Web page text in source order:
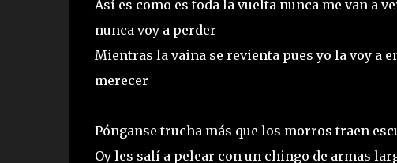
Así es como es toda la vuelta nunca me van a
nunca voy a perder
Mientras la vaina se revienta pues yo la voy a
merecer
Pónganse trucha más que los morros traen
Oy les salí a pelear con un chingo de armas